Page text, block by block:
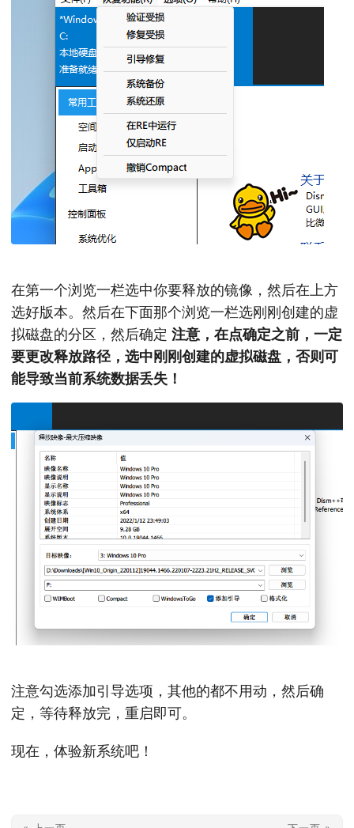
在第一个浏览一栏选中你要释放的镜像，然后在上方
选好版本。然后在下面那个浏览一栏选刚刚创建的虚
拟磁盘的分区，然后确定 注意，在点确定之前，一定
要更改释放路径，选中刚刚创建的虚拟磁盘，否则可
能导致当前系统数据丢失！
注意勾选添加引导选项，其他的都不用动，然后确
定，等待释放完，重启即可。
现在，体验新系统吧！